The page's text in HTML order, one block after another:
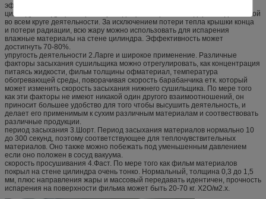
эффективность жары 1.Хигх. Принцип передачи тепла сушильщика
цилиндра кондукция жары и проводящее направление держит идентичной
во всем круге деятельности. За исключением потери тепла крышки конца
и потери радиации, всю жару можно использовать для испарения
влажные материалы на стене цилиндра. Эффективность может
достигнуть 70-80%.
упругость деятельности 2.Ларге и широкое применение. Различные
факторы засыхания сушильщика можно отрегулировать, как концентрация
питаясь жидкости, фильм толщины офматериал, температура
обогревающей среды, поворачивая скорость барабанчика етк. который
может изменить скорость засыхания нижнего сушильщика. По мере того
как эти факторы не имеют никакой один другого взаимоотношений, он
приносит большее удобство для того чтобы высушить деятельность, и
делает его применимым к сухим различным материалам и соотвествовать
различные продукции.
период засыхания 3.Шорт. Период засыхания материалов нормально 10
до 300 секунд, поэтому соответствующее для теплочувствительных
материалов. Оно также можно побежать под уменьшенным давлением
если оно положен в сосуд вакуума.
скорость просушивания 4.Фаст. По мере того как фильм материалов
покрыл на стене цилиндра очень тонко. Нормальный, толщина 0,3 до 1,5
мм, плюс направления жары и массовый передавать идентичен, прочность
испарения на поверхности фильма может быть 20-70 кг. Х2О/м2.х.